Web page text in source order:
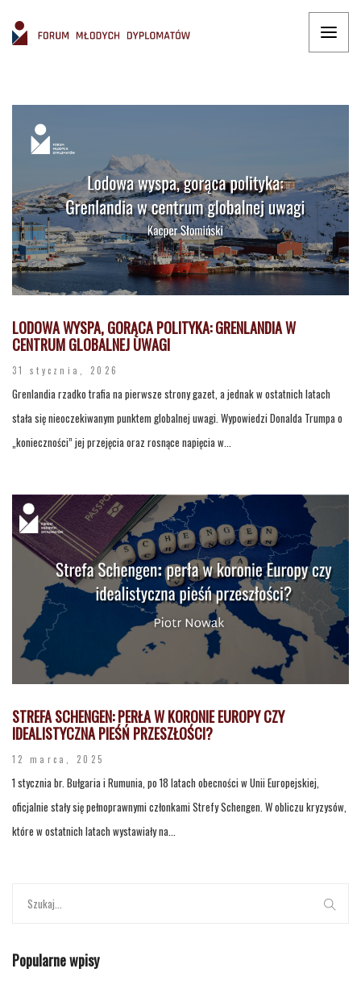
LODOWA WYSPA, GORĄCA POLITYKA: GRENLANDIA W
CENTRUM GLOBALNEJ UWAGI
31 stycznia, 2026
Grenlandia rzadko trafia na pierwsze strony gazet, a jednak w ostatnich latach
stała się nieoczekiwanym punktem globalnej uwagi. Wypowiedzi Donalda Trumpa o
„konieczności” jej przejęcia oraz rosnące napięcia w...
STREFA SCHENGEN: PERŁA W KORONIE EUROPY CZY
IDEALISTYCZNA PIEŚŃ PRZESZŁOŚCI?
12 marca, 2025
1 stycznia br. Bułgaria i Rumunia, po 18 latach obecności w Unii Europejskiej,
oficjalnie stały się pełnoprawnymi członkami Strefy Schengen. W obliczu kryzysów,
które w ostatnich latach wystawiały na...
Popularne wpisy